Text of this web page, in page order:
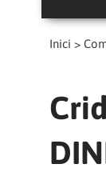
Inici >